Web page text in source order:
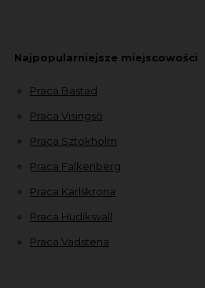
Najpopularniejsze miejscowości
Praca Bastad
Praca Visingsö
Praca Sztokholm
Praca Falkenberg
Praca Karlskrona
Praca Hudiksvall
Praca Vadstena